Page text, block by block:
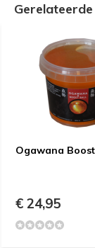
Ogawana
€ 24,95